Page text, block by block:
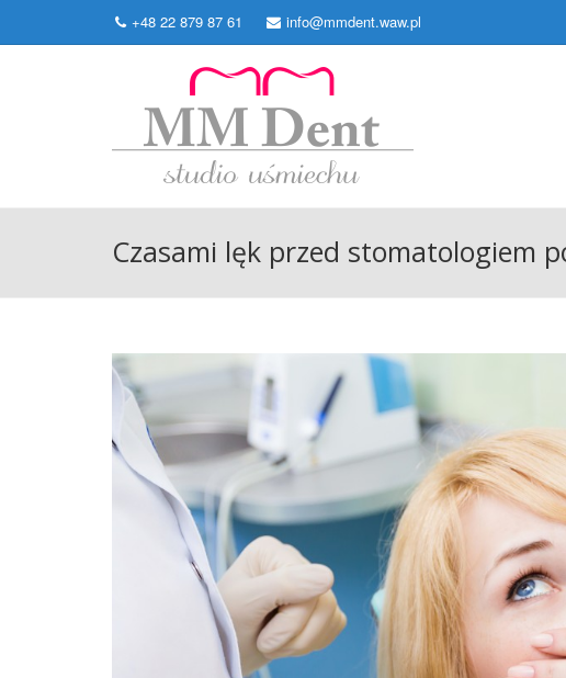
+48 22 879 87 61 info@mmdent.waw.pl
Czasami lęk przed stomatologiem